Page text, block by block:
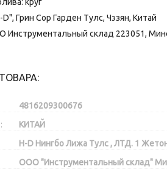
круг
Грин Сор Гарден Тулс, Чэзян, Китай
склад 223051,
4816209300676
КИТАЙ
H-D Нингбо Лижа Тулс , ЛТД. 1
ООО "Инструментальный склад"